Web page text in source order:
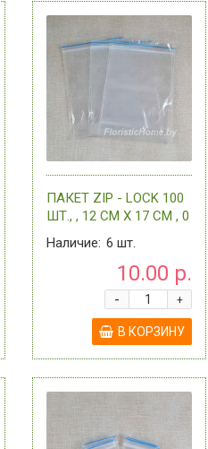
ПАКЕТ ZIP - LOCK 100
ШТ., , 12 СМ Х 17 СМ , 0
- В АССОРТИМЕНТЕ
Наличие: 6 шт.
10.00 р.
+
-
В КОРЗИНУ